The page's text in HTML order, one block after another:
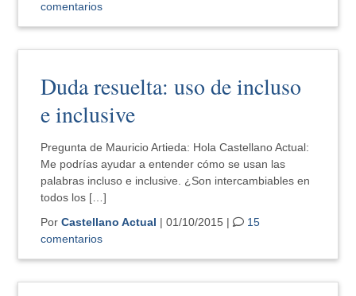
comentarios
Duda resuelta: uso de incluso
e inclusive
Pregunta de Mauricio Artieda: Hola Castellano Actual:
Me podrías ayudar a entender cómo se usan las
palabras incluso e inclusive. ¿Son intercambiables en
todos los […]
PorCastellano Actual | 01/10/2015 |
15
comentarios